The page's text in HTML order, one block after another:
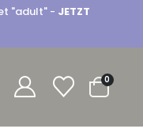
"adult" - JETZT
0